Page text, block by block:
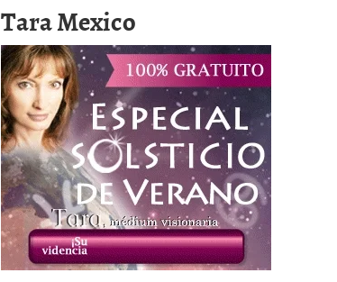
de
whales
suelen
llegar
tarde 16
de abril
de 2026
Comparativa Costes vs Agilidad: ¿Por
acelera la rentabilidad? 12 de diciembre
Meses sin intereses: Cómo aprovechar
compras 24 de noviembre de 2025
Planificar tu herencia también es una
a los costes 21 de noviembre de 2025
¿Cuánto cuesta un software punto de
Tara Mexico